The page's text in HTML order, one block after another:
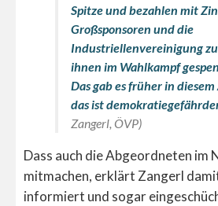
Spitze und bezahlen mit
Großsponsoren und die
Industriellenvereinigung
ihnen im Wahlkampf
Das gab es früher in
das ist
Zangerl, ÖVP)
Dass auch die Abgeordneten im
mitmachen, erklärt Zangerl
informiert und sogar